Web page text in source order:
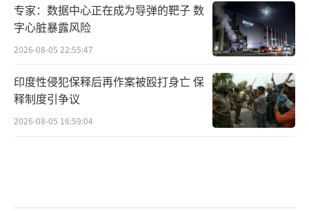
▲“战区”网站已经掩饰不住自己的沮丧
了
从技术上来讲，轰炸机本身对机动等要求
就比较低，远比战斗机更适合应用，有人驾驶
专家：数据中心正在成为导弹的靶子 数
字心脏暴露风险
2026-08-05 22:55:47
印度性侵犯保释后再作案被殴打身亡 保
释制度引争议
2026-08-05 16:59:04